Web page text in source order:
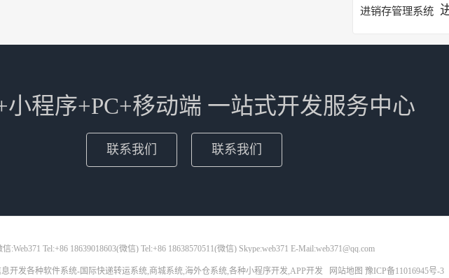
进销存管理系统
小程序+PC+移动端 一站式开发服务中心
联系我们 联系我们
信:Web371 Tel:+86 18639018603(微信) Tel:+86 18638570511(微信) Skype:web371 E-Mail:web371@qq.com
息开发各种软件系统-国际快递转运系统,商城系统,海外仓系统,各种小程序开发,APP开发 网站地图 豫ICP备11016945号-3